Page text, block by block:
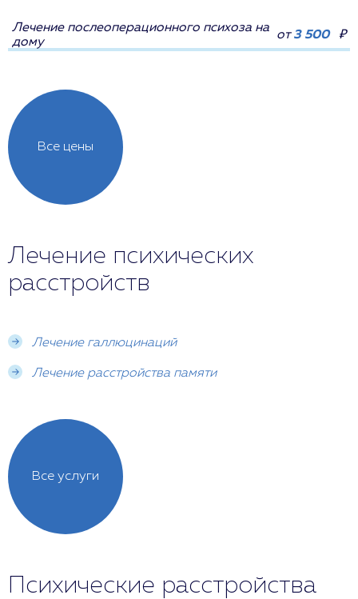
Все цены
Лечение послеоперационного психоза на
дому
от3 500 ₽
Лечение психических
расстройств
Лечение галлюцинаций
Лечение расстройства памяти
Все услуги
Психические расстройства